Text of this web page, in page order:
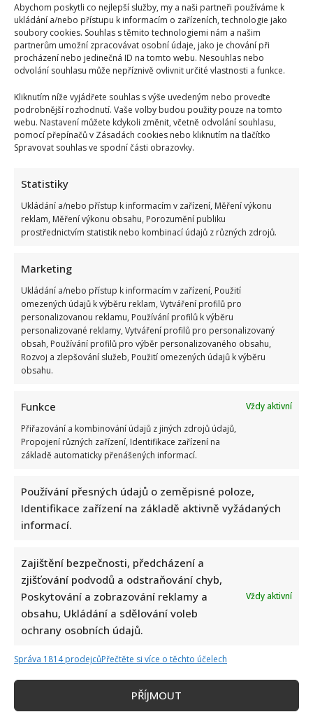
Abychom poskytli co nejlepší služby, my a naši partneři používáme k
ukládání a/nebo přístupu k informacím o zařízeních, technologie jako
soubory cookies. Souhlas s těmito technologiemi nám a našim
partnerům umožní zpracovávat osobní údaje, jako je chování při
procházení nebo jedinečná ID na tomto webu. Nesouhlas nebo
odvolání souhlasu může nepříznivě ovlivnit určité vlastnosti a funkce.
Kliknutím níže vyjádřete souhlas s výše uvedeným nebo proveďte
podrobnější rozhodnutí. Vaše volby budou použity pouze na tomto
webu. Nastavení můžete kdykoli změnit, včetně odvolání souhlasu,
pomocí přepínačů v Zásadách cookies nebo kliknutím na tlačítko
Spravovat souhlas ve spodní části obrazovky.
Statistiky
Ukládání a/nebo přístup k informacím v zařízení, Měření výkonu
reklam, Měření výkonu obsahu, Porozumění publiku
prostřednictvím statistik nebo kombinací údajů z různých zdrojů.
Marketing
Ukládání a/nebo přístup k informacím v zařízení, Použití
omezených údajů k výběru reklam, Vytváření profilů pro
personalizovanou reklamu, Používání profilů k výběru
personalizované reklamy, Vytváření profilů pro personalizovaný
obsah, Používání profilů pro výběr personalizovaného obsahu,
Rozvoj a zlepšování služeb, Použití omezených údajů k výběru
obsahu.
Funkce
Vždy aktivní
Přiřazování a kombinování údajů z jiných zdrojů údajů,
Propojení různých zařízení, Identifikace zařízení na
základě automaticky přenášených informací.
Používání přesných údajů o zeměpisné poloze,
Identifikace zařízení na základě aktivně vyžádaných
informací.
Zajištění bezpečnosti, předcházení a
zjišťování podvodů a odstraňování chyb,
Poskytování a zobrazování reklamy a
obsahu, Ukládání a sdělování voleb
ochrany osobních údajů.
Vždy aktivní
Správa 1814 prodejcůPřečtěte si více o těchto účelech
PŘÍJMOUT
SOUVISEJÍCÍ ČLÁNKY
Celebrity
Jiří Dvořák o svém výjezdu na Ukrajinu, kde viděl
samé hrůzy: Češi si prý neváží toho, co mají
Bolestivý moment Ivy Pazderkové na dovolené: Její
8. 8. 2026
Celebrity
Jak bude podle AI Marek Ztracený vypadat v důchodu:
Šedivé vlasy ani vousy mu vůbec neuškodí